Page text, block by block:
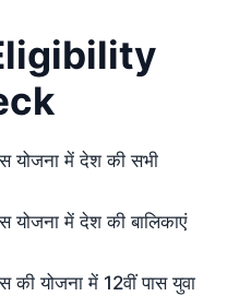
योजना में देश की सभी
योजना में देश की बालिकाएं
की योजना में 12वीं पास युवा